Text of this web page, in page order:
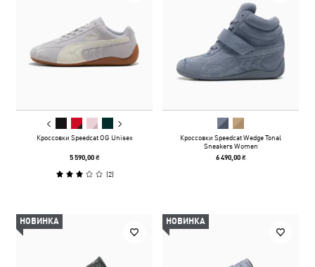
Кроссовки Speedcat OG Unisex
5 590,00 ₴
(2)
Кроссовки Speedcat Wedge Tonal
Sneakers Women
6 490,00 ₴
НОВИНКА НОВИНКА